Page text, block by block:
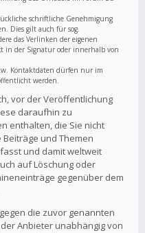
schriftliche Genehmigung
Dies gilt auch für sog.
das Verlinken der eigenen
in der Signatur oder innerhalb von
Kontaktdaten dürfen nur im
werden.
vor der Veröffentlichung
daraufhin zu
enthalten, die Sie nicht
und Themen
und damit weltweit
auf Löschung oder
gegenüber dem
die zuvor genannten
Anbieter unabhängig von